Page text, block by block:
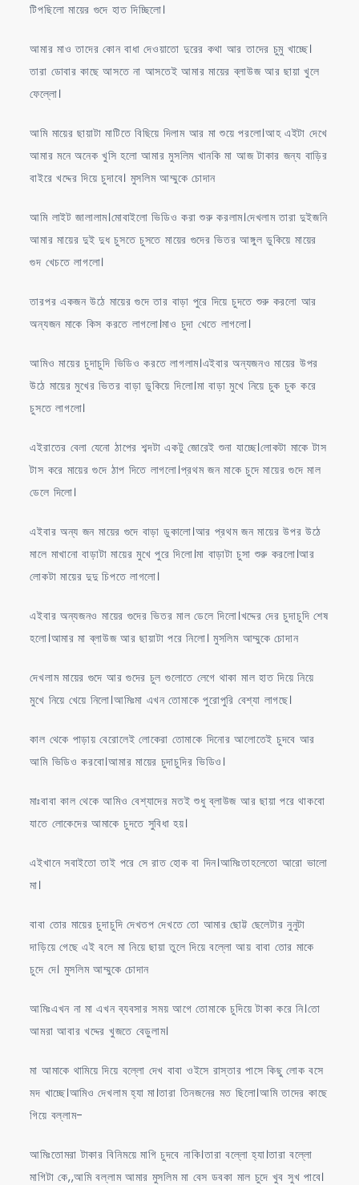
টিপছিলো মায়ের গুদে হাত দিচ্ছিলো।
আমার মাও তাদের কোন বাধা দেওয়াতো দুরের কথা আর তাদের চুমু খাচ্ছে।
তারা ডোবার কাছে আসতে না আসতেই আমার মায়ের ব্লাউজ আর ছায়া খুলে
ফেল্লো।
আমি মায়ের ছায়াটা মাটিতে বিছিয়ে দিলাম আর মা শুয়ে পরলো।আহ এইটা দেখে
আমার মনে অনেক খুসি হলো আমার মুসলিম খানকি মা আজ টাকার জন্য বাড়ির
বাইরে খদ্দের দিয়ে চুদাবে। মুসলিম আম্মুকে চোদান
আমি লাইট জালালাম।মোবাইলো ভিডিও করা শুরু করলাম।দেখলাম তারা দুইজনি
আমার মায়ের দুই দুধ চুসতে চুসতে মায়ের গুদের ভিতর আঙ্গুল ডুকিয়ে মায়ের
গুদ খেচতে লাগলো।
তারপর একজন উঠে মায়ের গুদে তার বাড়া পুরে দিয়ে চুদতে শুরু করলো আর
অন্যজন মাকে কিস করতে লাগলো।মাও চুদা খেতে লাগলো।
আমিও মায়ের চুদাচুদি ভিডিও করতে লাগলাম।এইবার অন্যজনও মায়ের উপর
উঠে মায়ের মুখের ভিতর বাড়া ডুকিয়ে দিলো।মা বাড়া মুখে নিয়ে চুক চুক করে
চুসতে লাগলো।
এইরাতের বেলা যেনো ঠাপের শব্দটা একটু জোরেই শুনা যাচ্ছে।লোকটা মাকে টাস
টাস করে মায়ের গুদে ঠাপ দিতে লাগলো।প্রথম জন মাকে চুদে মায়ের গুদে মাল
ডেলে দিলো।
এইবার অন্য জন মায়ের গুদে বাড়া ডুকালো।আর প্রথম জন মায়ের উপর উঠে
মালে মাখানো বাড়াটা মায়ের মুখে পুরে দিলো।মা বাড়াটা চুসা শুরু করলো।আর
লোকটা মায়ের দুদু চিপতে লাগলো।
এইবার অন্যজনও মায়ের গুদের ভিতর মাল ডেলে দিলো।খদ্দের দের চুদাচুদি শেষ
হলো।আমার মা ব্লাউজ আর ছায়াটা পরে নিলো। মুসলিম আম্মুকে চোদান
দেখলাম মায়ের গুদে আর গুদের চুল গুলোতে লেগে থাকা মাল হাত দিয়ে নিয়ে
মুখে নিয়ে খেয়ে নিলো।আমিঃমা এখন তোমাকে পুরোপুরি বেশ্যা লাগছে।
কাল থেকে পাড়ায় বেরোলেই লোকেরা তোমাকে দিনোর আলোতেই চুদবে আর
আমি ভিডিও করবো।আমার মায়ের চুদাচুদির ভিডিও।
মাঃবাবা কাল থেকে আমিও বেশ্যাদের মতই শুধু ব্লাউজ আর ছায়া পরে থাকবো
যাতে লোকেদের আমাকে চুদতে সুবিধা হয়।
এইখানে সবাইতো তাই পরে সে রাত হোক বা দিন।আমিঃতাহলেতো আরো ভালো
মা।
বাবা তোর মায়ের চুদাচুদি দেখতপ দেখতে তো আমার ছোট্ট ছেলেটার নুনুটা
দাড়িয়ে গেছে এই বলে মা নিয়ে ছায়া তুলে দিয়ে বল্লো আয় বাবা তোর মাকে
চুদে দে। মুসলিম আম্মুকে চোদান
আমিঃএখন না মা এখন ব্যবসার সময় আগে তোমাকে চুদিয়ে টাকা করে নি।তো
আমরা আবার খদ্দের খুজতে বেড়ুলাম।
মা আমাকে থামিয়ে দিয়ে বল্লো দেখ বাবা ওইসে রাস্তার পাসে কিছু লোক বসে
মদ খাচ্ছে।আমিও দেখলাম হ্যা মা।তারা তিনজনের মত ছিলো।আমি তাদের কাছে
গিয়ে বল্লাম-
আমিঃতোমরা টাকার বিনিময়ে মাগি চুদবে নাকি।তারা বল্লো হ্যা।তারা বল্লো
মাগিটা কে,,আমি বল্লাম আমার মুসলিম মা বেস ডবকা মাল চুদে খুব সুখ পাবে।